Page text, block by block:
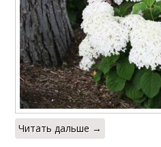
Читать дальше →